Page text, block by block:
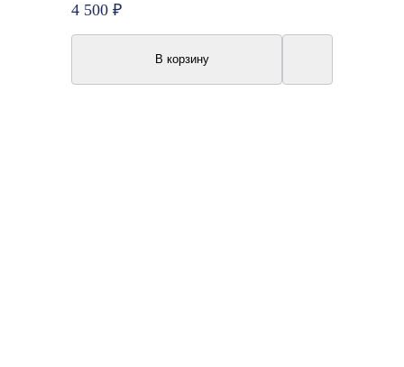
4 500 ₽
В корзину